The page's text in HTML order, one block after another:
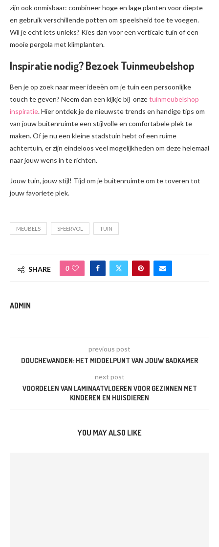
zijn ook onmisbaar: combineer hoge en lage planten voor diepte
en gebruik verschillende potten om speelsheid toe te voegen.
Wil je echt iets unieks? Kies dan voor een verticale tuin of een
mooie pergola met klimplanten.
Inspiratie nodig? Bezoek Tuinmeubelshop
Ben je op zoek naar meer ideeën om je tuin een persoonlijke
touch te geven? Neem dan een kijkje bij onzetuinmeubelshop
inspiratie. Hier ontdek je de nieuwste trends en handige tips om
van jouw buitenruimte een stijlvolle en comfortabele plek te
maken. Of je nu een kleine stadstuin hebt of een ruime
achtertuin, er zijn eindeloos veel mogelijkheden om deze helemaal
naar jouw wens in te richten.
Jouw tuin, jouw stijl! Tijd om je buitenruimte om te toveren tot
jouw favoriete plek.
MEUBELS SFEERVOL TUIN
SHARE 0
ADMIN
previous post
DOUCHEWANDEN: HET MIDDELPUNT VAN JOUW BADKAMER
next post
VOORDELEN VAN LAMINAATVLOEREN VOOR GEZINNEN MET
KINDEREN EN HUISDIEREN
YOU MAY ALSO LIKE